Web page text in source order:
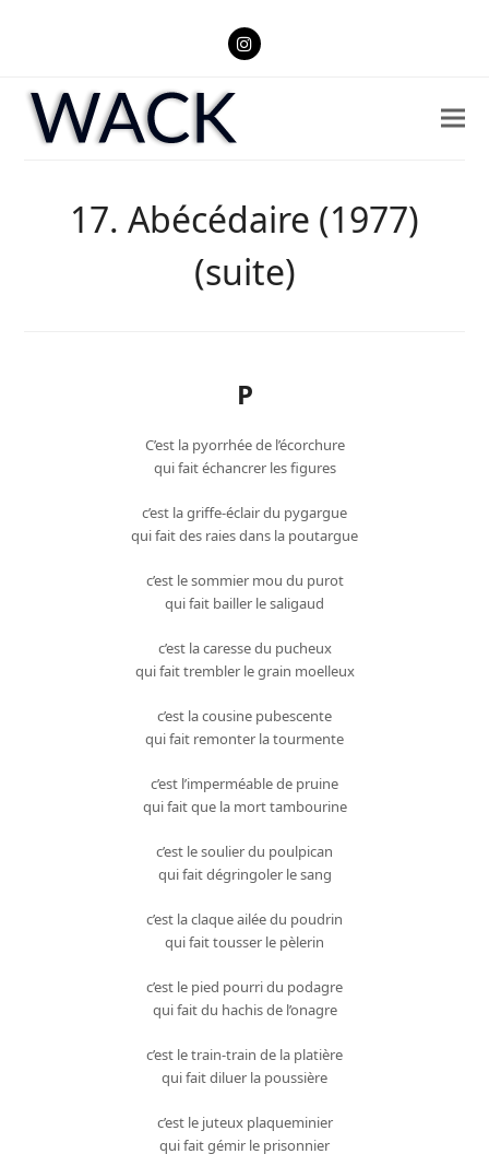
Instagram
17. Abécédaire (1977)
(suite)
P
C’est la pyorrhée de l’écorchure
qui fait échancrer les figures
c’est la griffe-éclair du pygargue
qui fait des raies dans la poutargue
c’est le sommier mou du purot
qui fait bailler le saligaud
c’est la caresse du pucheux
qui fait trembler le grain moelleux
c’est la cousine pubescente
qui fait remonter la tourmente
c’est l’imperméable de pruine
qui fait que la mort tambourine
c’est le soulier du poulpican
qui fait dégringoler le sang
c’est la claque ailée du poudrin
qui fait tousser le pèlerin
c’est le pied pourri du podagre
qui fait du hachis de l’onagre
c’est le train-train de la platière
qui fait diluer la poussière
c’est le juteux plaqueminier
qui fait gémir le prisonnier